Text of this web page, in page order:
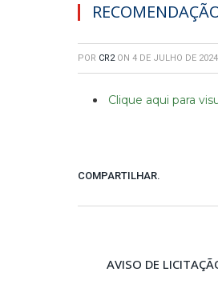
POR CR2 ON 4 DE JULHO DE 2024
Clique aqui para
COMPARTILHAR.
AVISO DE